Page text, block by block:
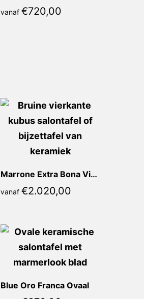
vanaf €720,00
Marrone Extra Bona Vierkant
vanaf €2.020,00
Blue Oro Franca Ovaal